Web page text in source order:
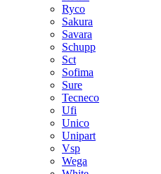
Ryco
Sakura
Savara
Schupp
Sct
Sofima
Sure
Tecneco
Ufi
Unico
Unipart
Vsp
Wega